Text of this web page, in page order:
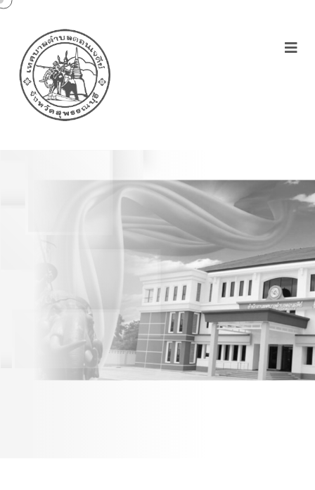
รายงานการประชุมสภา
เทศบาลตำบลดอนเจดีย์
สมัยสามัญ สมัยที่สี่ ครั้งที่ 2
ประจำปี พ.ศ.2568